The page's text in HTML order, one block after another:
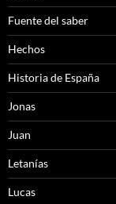
Fuente del saber
Hechos
Historia de España
Jonas
Juan
Letanías
Lucas